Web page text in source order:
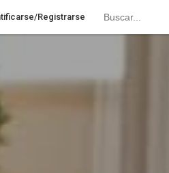
Registrarse